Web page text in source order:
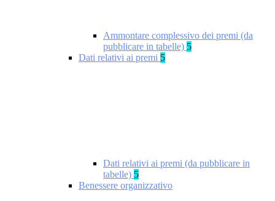
Ammontare complessivo dei premi (da
pubblicare in tabelle) 5
Dati relativi ai premi 5
Dati relativi ai premi (da pubblicare in
tabelle) 5
Benessere organizzativo